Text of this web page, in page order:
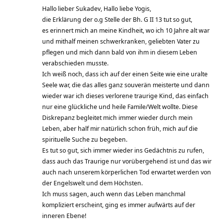
Hallo lieber Sukadev, Hallo liebe Yogis,
die Erklärung der o.g Stelle der Bh. G II 13 tut so gut,
es erinnert mich an meine Kindheit, wo ich 10 Jahre alt war
und mithalf meinen schwerkranken, geliebten Vater zu
pflegen und mich dann bald von ihm in diesem Leben
verabschieden musste.
Ich weiß noch, dass ich auf der einen Seite wie eine uralte
Seele war, die das alles ganz souverän meisterte und dann
wieder war ich dieses verlorene traurige Kind, das einfach
nur eine glückliche und heile Famile/Welt wollte. Diese
Diskrepanz begleitet mich immer wieder durch mein
Leben, aber half mir natürlich schon früh, mich auf die
spirituelle Suche zu begeben.
Es tut so gut, sich immer wieder ins Gedächtnis zu rufen,
dass auch das Traurige nur vorübergehend ist und das wir
auch nach unserem körperlichen Tod erwartet werden von
der Engelswelt und dem Höchsten.
Ich muss sagen, auch wenn das Leben manchmal
kompliziert erscheint, ging es immer aufwärts auf der
inneren Ebene!